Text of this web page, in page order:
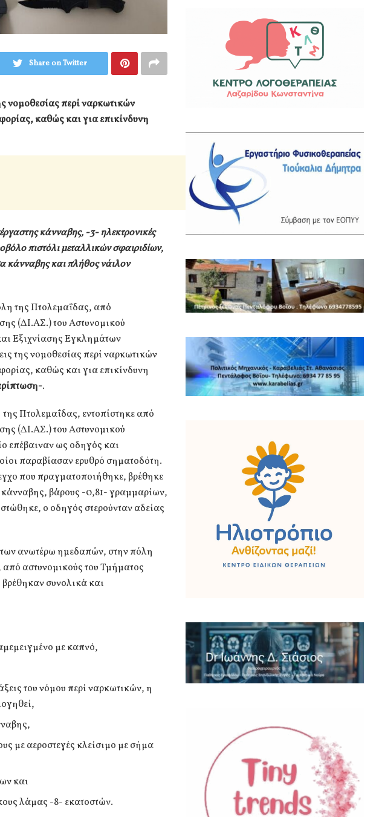
Share on Twitter
νομοθεσίας περί ναρκωτικών
καθώς και για επικίνδυνη
κάνναβης, -3- ηλεκτρονικές
πιστόλι μεταλλικών σφαιριδίων,
κάνναβης και πλήθος νάιλον
της Πτολεμαΐδας, από
(ΔΙ.ΑΣ.) του Αστυνομικού
Εξιχνίασης Εγκλημάτων
της νομοθεσίας περί ναρκωτικών
καθώς και για επικίνδυνη
.
Πτολεμαΐδας, εντοπίστηκε από
(ΔΙ.ΑΣ.) του Αστυνομικού
επέβαιναν ως οδηγός και
παραβίασαν ερυθρό σηματοδότη.
που πραγματοποιήθηκε, βρέθηκε
βάρους -0,81- γραμμαρίων,
ο οδηγός στερούνταν αδείας
των ανωτέρω ημεδαπών, στην πόλη
αστυνομικούς του Τμήματος
συνολικά και
με καπνό,
του νόμου περί ναρκωτικών, η
με αεροστεγές κλείσιμο με σήμα
και
λάμας -8- εκατοστών.